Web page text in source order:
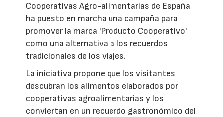
Cooperativas Agro-alimentarias de España
ha puesto en marcha una campaña para
promover la marca 'Producto Cooperativo'
como una alternativa a los recuerdos
tradicionales de los viajes.
La iniciativa propone que los visitantes
descubran los alimentos elaborados por
cooperativas agroalimentarias y los
conviertan en un recuerdo gastronómico del